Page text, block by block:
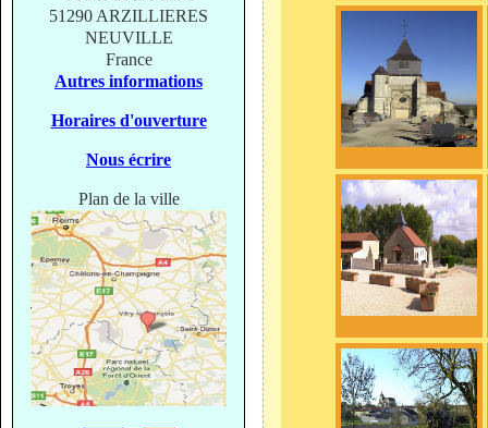
51290 ARZILLIERES
NEUVILLE
France
Autres informations
Horaires d'ouverture
Nous écrire
Plan de la ville